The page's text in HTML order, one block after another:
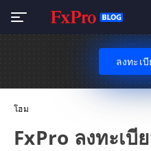
ลงทะเ
โฮม
FxPro ลงทะเบี